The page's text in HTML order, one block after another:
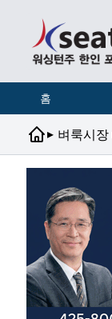
홈
▸ 벼룩시장